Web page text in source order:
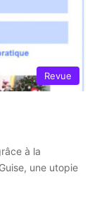
Revue
à la
une utopie